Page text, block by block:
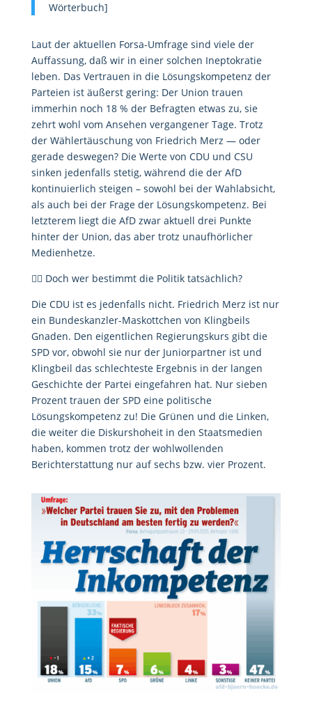
Wörterbuch]
Laut der aktuellen Forsa-Umfrage sind viele der
Auffassung, daß wir in einer solchen Ineptokratie
leben. Das Vertrauen in die Lösungskompetenz der
Parteien ist äußerst gering: Der Union trauen
immerhin noch 18 % der Befragten etwas zu, sie
zehrt wohl vom Ansehen vergangener Tage. Trotz
der Wählertäuschung von Friedrich Merz — oder
gerade deswegen? Die Werte von CDU und CSU
sinken jedenfalls stetig, während die der AfD
kontinuierlich steigen – sowohl bei der Wahlabsicht,
als auch bei der Frage der Lösungskompetenz. Bei
letzterem liegt die AfD zwar aktuell drei Punkte
hinter der Union, das aber trotz unaufhörlicher
Medienhetze.
👉🏻 Doch wer bestimmt die Politik tatsächlich?
Die CDU ist es jedenfalls nicht. Friedrich Merz ist nur
ein Bundeskanzler-Maskottchen von Klingbeils
Gnaden. Den eigentlichen Regierungskurs gibt die
SPD vor, obwohl sie nur der Juniorpartner ist und
Klingbeil das schlechteste Ergebnis in der langen
Geschichte der Partei eingefahren hat. Nur sieben
Prozent trauen der SPD eine politische
Lösungskompetenz zu! Die Grünen und die Linken,
die weiter die Diskurshoheit in den Staatsmedien
haben, kommen trotz der wohlwollenden
Berichterstattung nur auf sechs bzw. vier Prozent.